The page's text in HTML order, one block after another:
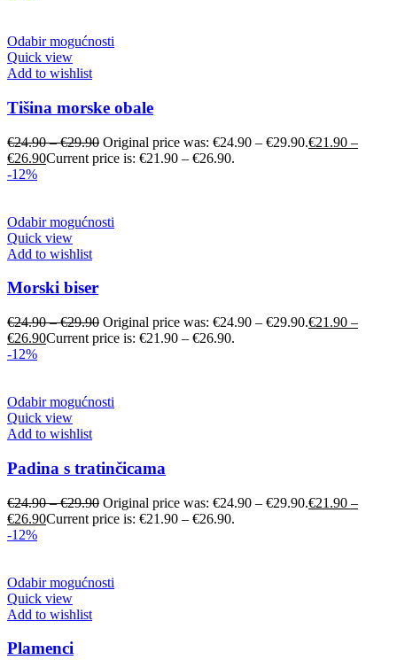
Odabir mogućnosti
Quick view
Add to wishlist
Tišina morske obale
€24.90–€29.90 Original price was: €24.90 – €29.90.€21.90 –
€26.90Current price is: €21.90 – €26.90.
-12%
Odabir mogućnosti
Quick view
Add to wishlist
Morski biser
€24.90–€29.90 Original price was: €24.90 – €29.90.€21.90 –
€26.90Current price is: €21.90 – €26.90.
-12%
Odabir mogućnosti
Quick view
Add to wishlist
Padina s tratinčicama
€24.90–€29.90 Original price was: €24.90 – €29.90.€21.90 –
€26.90Current price is: €21.90 – €26.90.
-12%
Odabir mogućnosti
Quick view
Add to wishlist
Plamenci